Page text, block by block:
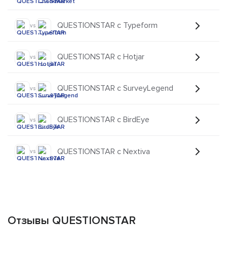
vs QUESTIONSTAR с Typeform
vs QUESTIONSTAR с Hotjar
vs QUESTIONSTAR с SurveyLegend
vs QUESTIONSTAR с BirdEye
vs QUESTIONSTAR с Nextiva
Отзывы QUESTIONSTAR